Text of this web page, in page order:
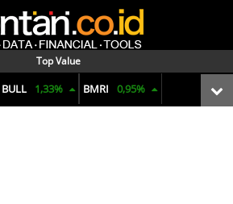
Top Value
BULL 1,33% BMRI 0,95%
terkini seputar pasar keuangan,
ekonomi makro, komoditas, hingga
visual yang informatif dan analisis yang